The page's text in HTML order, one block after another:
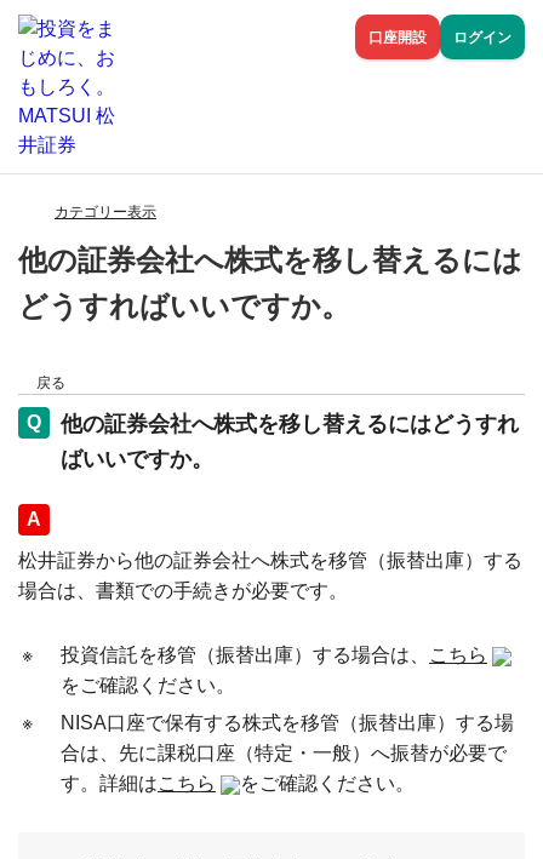
口座開設 ログイン
カテゴリー表示
他の証券会社へ株式を移し替えるには
どうすればいいですか。
戻る
他の証券会社へ株式を移し替えるにはどうすれ
ばいいですか。
回答
松井証券から他の証券会社へ株式を移管（振替出庫）する
場合は、書類での手続きが必要です。
※ 投資信託を移管（振替出庫）する場合は、
こちら
をご確認ください。
※
NISA口座で保有する株式を移管（振替出庫）する場
合は、先に課税口座（特定・一般）へ振替が必要で
す。詳細はこちら をご確認ください。